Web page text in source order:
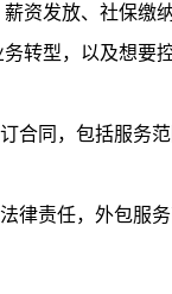
发放、社保缴纳
型，以及想要控
同，包括服务范
责任，外包服务